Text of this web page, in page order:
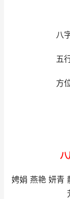
八
五
方
八
娉娟 燕艳 妍青